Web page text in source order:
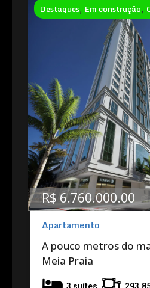
Destaques, Em construção,
R$ 6.760.000.00
Apartamento
A pouco metros do
Meia Praia